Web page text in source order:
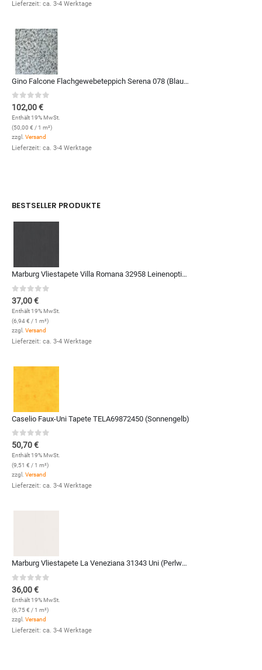
Lieferzeit: ca. 3-4 Werktage
Gino Falcone Flachgewebeteppich Serena 078 (Blau Multi; 120 x 170 cm)
0out of 5
102,00€
Enthält 19% MwSt.
(50,00 € / 1 m²)
zzgl. Versand
Lieferzeit: ca. 3-4 Werktage
BESTSELLER PRODUKTE
Marburg Vliestapete Villa Romana 32958 Leinenoptik (Anthrazit)
0out of 5
37,00€
Enthält 19% MwSt.
(6,94€ / 1 m²)
zzgl. Versand
Lieferzeit: ca. 3-4 Werktage
Caselio Faux-Uni Tapete TELA69872450 (Sonnengelb)
0out of 5
50,70€
Enthält 19% MwSt.
(9,51 € / 1 m²)
zzgl. Versand
Lieferzeit: ca. 3-4 Werktage
Marburg Vliestapete La Veneziana 31343 Uni (Perlweiß)
0out of 5
36,00€
Enthält 19% MwSt.
(6,75€ / 1 m²)
zzgl. Versand
Lieferzeit: ca. 3-4 Werktage